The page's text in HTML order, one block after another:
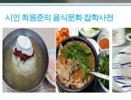
시인 최원준의 음식문화 잡학사전